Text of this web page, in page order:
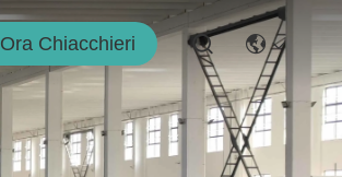
Ora Chiacchieri